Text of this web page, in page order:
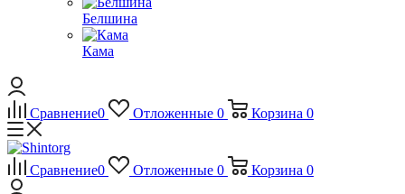
Белшина
Кама
Сравнение0 Отложенные 0 Корзина 0
Сравнение0 Отложенные 0 Корзина 0